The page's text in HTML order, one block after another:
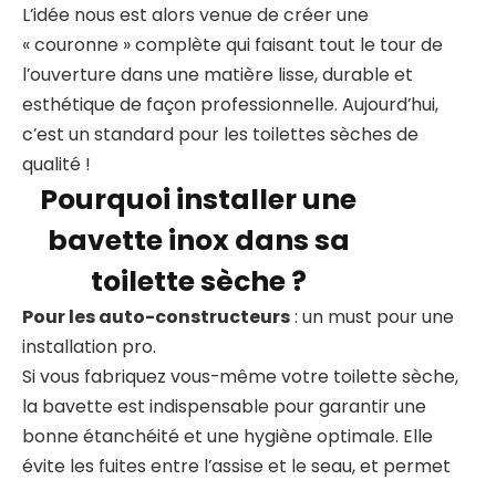
L’idée nous est alors venue de créer une
« couronne » complète qui faisant tout le tour de
l’ouverture dans une matière lisse, durable et
esthétique de façon professionnelle. Aujourd’hui,
c’est un standard pour les toilettes sèches de
qualité !
Pourquoi installer une
bavette inox dans sa
toilette sèche ?
Pour les auto-constructeurs: un must pour une
installation pro.
Si vous fabriquez vous-même votre toilette sèche,
la bavette est indispensable pour garantir une
bonne étanchéité et une hygiène optimale. Elle
évite les fuites entre l’assise et le seau, et permet